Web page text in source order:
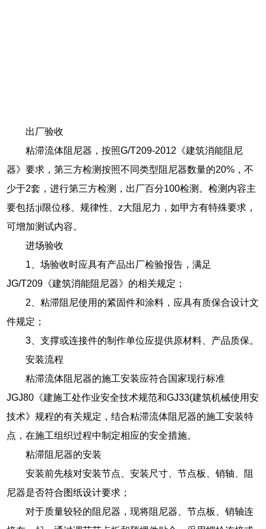
出厂验收
粘滞流体阻尼器，按照G/T209-2012《建筑消能阻尼
器》要求，第三方检测按照不同类型阻尼器数量的20%，不
少于2套，进行第三方检测，出厂百分100检测。检测内容主
要包括:ji限位移、规律性、z大阻尼力，如甲方有特殊要求，
可增加测试内容。
进场验收
1、场验收时应具有产品出厂检验报告，满足
JG/T209《建筑消能阻尼器》的相关规定；
2、粘滞阻尼使用的紧固件和涂料，应具有质保合设计文
件规定；
3、支撑或连接件的制作单位应提供原材料、产品质保。
安装流程
粘滞流体阻尼器的施工安装应符合国家现行标准
JGJ80《建施工处作业安全技术规范和GJ33(建筑机械使用安
技术》规程的有关规定，结合粘滞流体阻尼器的施工安装特
点，在施工组织过程中制定相应的安全措施。
粘滞阻尼器的安装
安装前先核对安装节点、安装尺寸、节点板、销轴、阻
尼器是否符合图纸设计要求；
对于质量较轻的阻尼器，现将阻尼器、节点板、销轴连